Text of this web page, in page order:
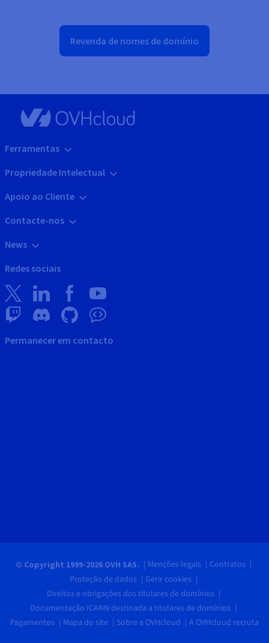
Revenda de nomes de domínio
Ferramentas
Propriedade Intelectual
Apoio ao Cliente
Contacte-nos
News
Redes sociais
Permanecer em contacto
© Copyright 1999-2026 OVH SAS. Menções legais
Contratos
Proteção de dados
Gerir cookies
Direitos e obrigações dos titulares de domínios
Documentação ICANN destinada a titulares de domínios
Pagamentos
Mapa do site Sobre a OVHcloud A OVHcloud recruta